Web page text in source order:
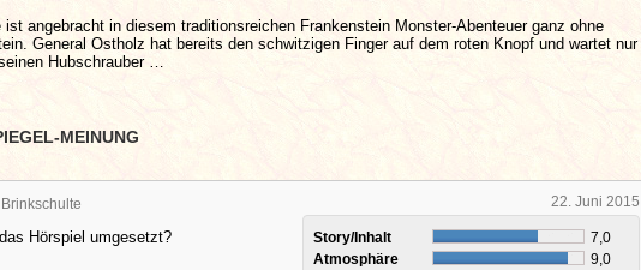
ist angebracht in diesem traditionsreichen Frankenstein Monster-Abenteuer ganz ohne
General Ostholz hat bereits den schwitzigen Finger auf dem roten Knopf und wartet nur
Hubschrauber …
MEINUNG
22. Juni 2015
Story/Inhalt
7,0
Atmosphäre
9,0
Hörspiel umgesetzt?